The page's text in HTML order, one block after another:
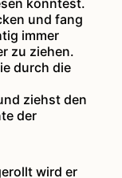
könntest.
und fang
immer
zu ziehen.
durch die
ziehst den
der
wird er